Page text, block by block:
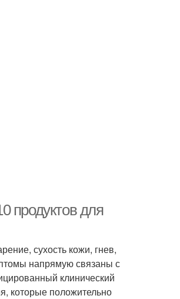
продуктов для
сухость кожи, гнев,
напрямую связаны с
клинический
которые положительно